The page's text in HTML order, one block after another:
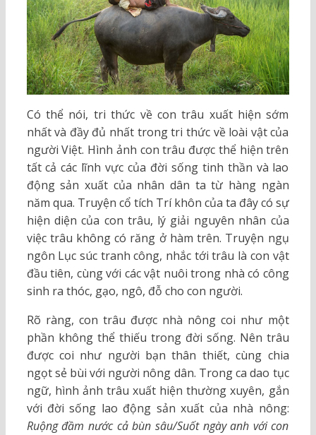
Có thể nói, tri thức về con trâu xuất hiện sớm
nhất và đầy đủ nhất trong tri thức về loài vật của
người Việt. Hình ảnh con trâu được thể hiện trên
tất cả các lĩnh vực của đời sống tinh thần và lao
động sản xuất của nhân dân ta từ hàng ngàn
năm qua. Truyện cổ tích Trí khôn của ta đây có sự
hiện diện của con trâu, lý giải nguyên nhân của
việc trâu không có răng ở hàm trên. Truyện ngụ
ngôn Lục súc tranh công, nhắc tới trâu là con vật
đầu tiên, cùng với các vật nuôi trong nhà có công
sinh ra thóc, gạo, ngô, đỗ cho con người.
Rõ ràng, con trâu được nhà nông coi như một
phần không thể thiếu trong đời sống. Nên trâu
được coi như người bạn thân thiết, cùng chia
ngọt sẻ bùi với người nông dân. Trong ca dao tục
ngữ, hình ảnh trâu xuất hiện thường xuyên, gắn
với đời sống lao động sản xuất của nhà nông:
Ruộng đầm nước cả bùn sâu/Suốt ngày anh với con